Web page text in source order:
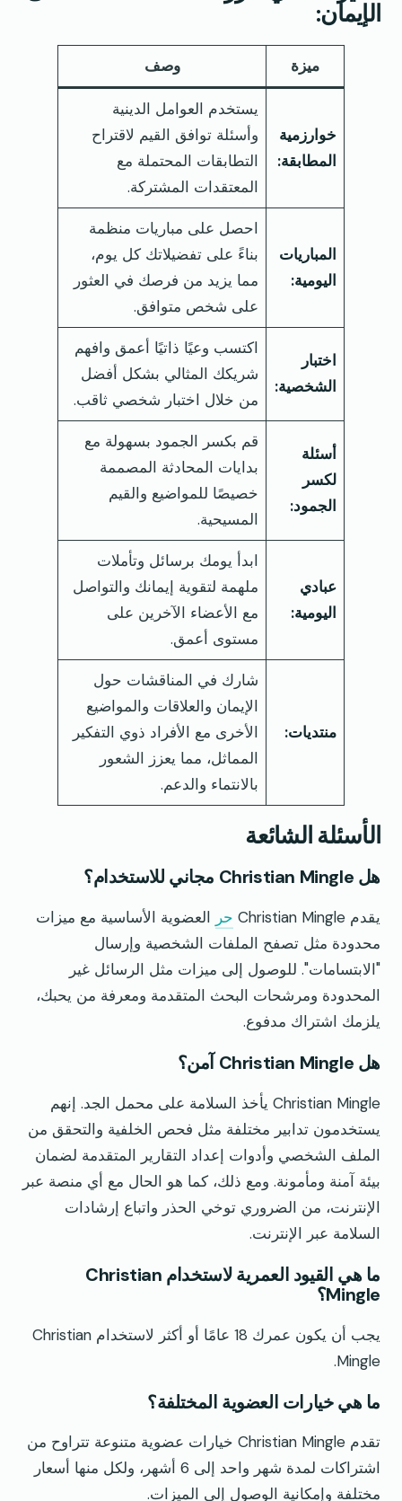
الإيمان:
ميزة وصف
خوارزمية
المطابقة:
يستخدم العوامل الدينية
وأسئلة توافق القيم لاقتراح
التطابقات المحتملة مع
المعتقدات المشتركة.
المباريات
اليومية:
احصل على مباريات منظمة
بناءً على تفضيلاتك كل يوم،
مما يزيد من فرصك في العثور
على شخص متوافق.
اختبار
الشخصية:
اكتسب وعيًا ذاتيًا أعمق وافهم
شريكك المثالي بشكل أفضل
من خلال اختبار شخصي ثاقب.
أسئلة
لكسر
الجمود:
قم بكسر الجمود بسهولة مع
بدايات المحادثة المصممة
خصيصًا للمواضيع والقيم
المسيحية.
عبادي
اليومية:
ابدأ يومك برسائل وتأملات
ملهمة لتقوية إيمانك والتواصل
مع الأعضاء الآخرين على
مستوى أعمق.
منتديات:
شارك في المناقشات حول
الإيمان والعلاقات والمواضيع
الأخرى مع الأفراد ذوي التفكير
المماثل، مما يعزز الشعور
بالانتماء والدعم.
الأسئلة الشائعة
هل Christian Mingle مجاني للاستخدام؟
يقدم Christian Mingle حر العضوية الأساسية مع ميزات
محدودة مثل تصفح الملفات الشخصية وإرسال
"الابتسامات". للوصول إلى ميزات مثل الرسائل غير
المحدودة ومرشحات البحث المتقدمة ومعرفة من يحبك،
يلزمك اشتراك مدفوع.
هل Christian Mingle آمن؟
Christian Mingle يأخذ السلامة على محمل الجد. إنهم
يستخدمون تدابير مختلفة مثل فحص الخلفية والتحقق من
الملف الشخصي وأدوات إعداد التقارير المتقدمة لضمان
بيئة آمنة ومأمونة. ومع ذلك، كما هو الحال مع أي منصة عبر
الإنترنت، من الضروري توخي الحذر واتباع إرشادات
السلامة عبر الإنترنت.
ما هي القيود العمرية لاستخدام Christian
Mingle؟
يجب أن يكون عمرك 18 عامًا أو أكثر لاستخدام Christian
Mingle.
ما هي خيارات العضوية المختلفة؟
تقدم Christian Mingle خيارات عضوية متنوعة تتراوح من
اشتراكات لمدة شهر واحد إلى 6 أشهر، ولكل منها أسعار
مختلفة وإمكانية الوصول إلى الميزات.